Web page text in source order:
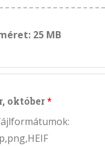
25 MB
október